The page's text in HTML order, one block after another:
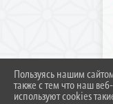
Пользуясь нашим
также с тем что наш
используют cookies